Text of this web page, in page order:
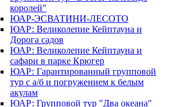
королей"
ЮАР-ЭСВАТИНИ-ЛЕСОТО
ЮАР: Великолепие Кейптауна и
Дорога садов
ЮАР: Великолепие Кейптауна и
сафари в парке Крюгер
ЮАР: Гарантированный групповой
тур с а/б и погружением к белым
акулам
ЮАР: Групповой тур "Два океана"